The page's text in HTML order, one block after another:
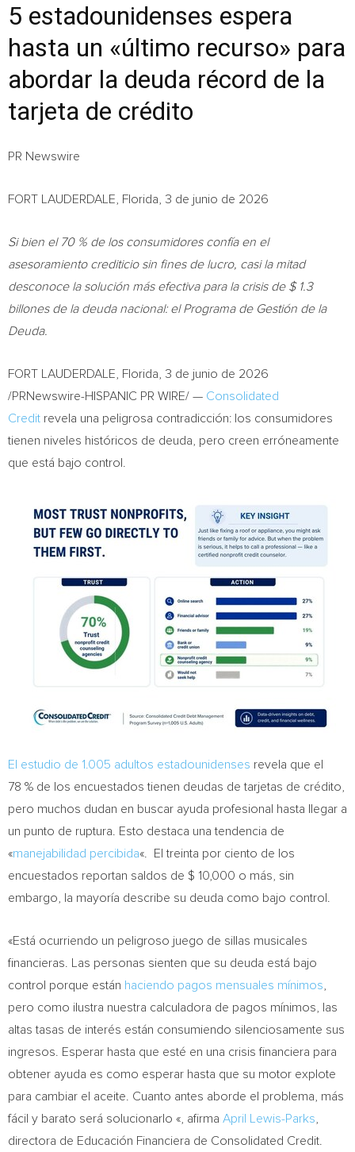
5 estadounidenses espera
hasta un «último recurso» para
abordar la deuda récord de la
tarjeta de crédito
PR Newswire
FORT LAUDERDALE, Florida, 3 de junio de 2026
Si bien el 70 % de los consumidores confía en el
asesoramiento crediticio sin fines de lucro, casi la mitad
desconoce la solución más efectiva para la crisis de $ 1.3
billones de la deuda nacional: el Programa de Gestión de la
Deuda.
FORT LAUDERDALE, Florida
3 de junio de 2026
/PRNewswire-HISPANIC PR WIRE/ — Consolidated
Credit revela una peligrosa contradicción: los consumidores
tienen niveles históricos de deuda, pero creen erróneamente
que está bajo control.
El estudio de 1.005 adultos estadounidenses revela que el
78 % de los encuestados tienen deudas de tarjetas de crédito,
pero muchos dudan en buscar ayuda profesional hasta llegar a
un punto de ruptura. Esto destaca una tendencia de
«manejabilidad percibida«. El treinta por ciento de los
encuestados reportan saldos de $ 10,000 o más, sin
embargo, la mayoría describe su deuda como bajo control.
«Está ocurriendo un peligroso juego de sillas musicales
financieras. Las personas sienten que su deuda está bajo
control porque están haciendo pagos mensuales mínimos
pero como ilustra nuestra calculadora de pagos mínimos, las
altas tasas de interés están consumiendo silenciosamente sus
ingresos. Esperar hasta que esté en una crisis financiera para
obtener ayuda es como esperar hasta que su motor explote
para cambiar el aceite. Cuanto antes aborde el problema, más
fácil y barato será solucionarlo «, afirma April Lewis-Parks
directora de Educación Financiera de Consolidated Credit.